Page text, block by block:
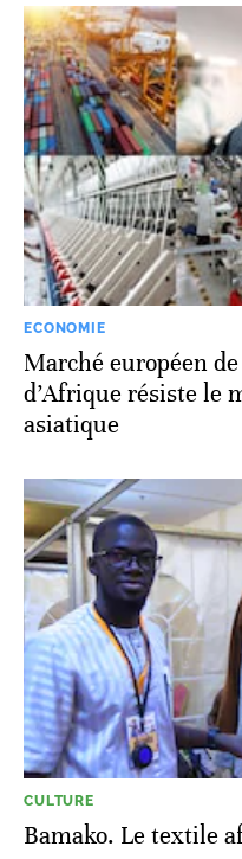
ECONOMIE
Marché européen
d’Afrique résiste le
asiatique
CULTURE
Bamako. Le textile